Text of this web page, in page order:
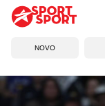
NOVO